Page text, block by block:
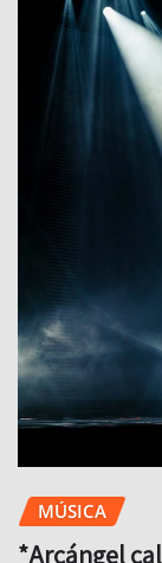
MÚSICA
*Arcángel
regresiva
comenzó*